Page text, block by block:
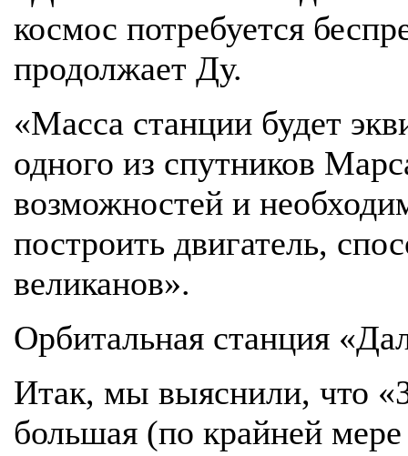
космос потребуется
продолжает Ду.
«Масса станции будет
одного из спутников
возможностей и
построить двигатель,
великанов».
Орбитальная станция
Итак, мы выяснили, что
большая (по крайней